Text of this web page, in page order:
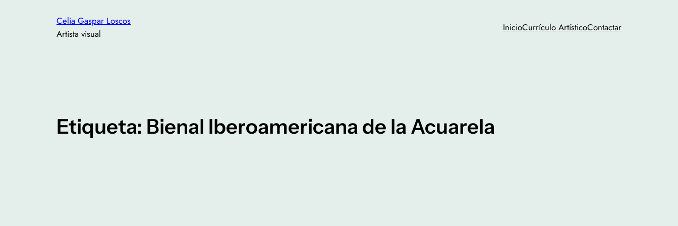
Celia Gaspar Loscos
Artista visual
InicioCurrículo ArtísticoContactar
Etiqueta: Bienal Iberoamericana de la Acuarela